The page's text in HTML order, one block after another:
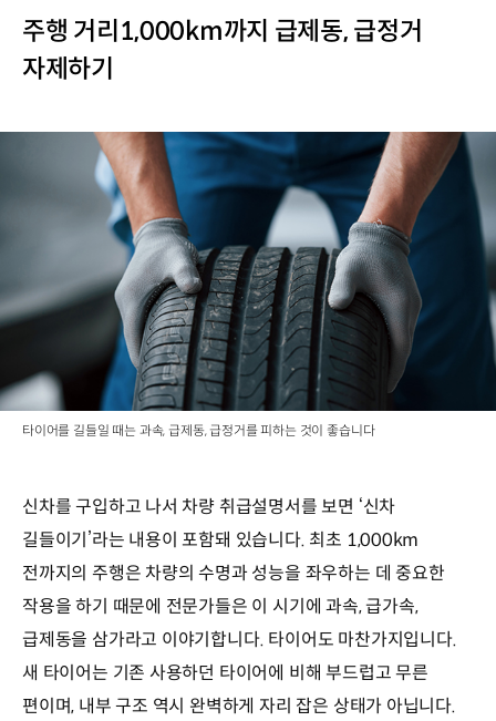
주행 거리1,000km까지 급제동, 급정거
자제하기
타이어를 길들일 때는 과속, 급제동, 급정거를 피하는 것이 좋습니다
신차를 구입하고 나서 차량 취급설명서를 보면 ‘신차
길들이기’라는 내용이 포함돼 있습니다. 최초 1,000km
전까지의 주행은 차량의 수명과 성능을 좌우하는 데 중요한
작용을 하기 때문에 전문가들은 이 시기에 과속, 급가속,
급제동을 삼가라고 이야기합니다. 타이어도 마찬가지입니다.
새 타이어는 기존 사용하던 타이어에 비해 부드럽고 무른
편이며, 내부 구조 역시 완벽하게 자리 잡은 상태가 아닙니다.